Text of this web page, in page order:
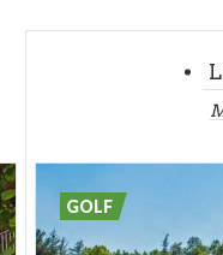
GOLF